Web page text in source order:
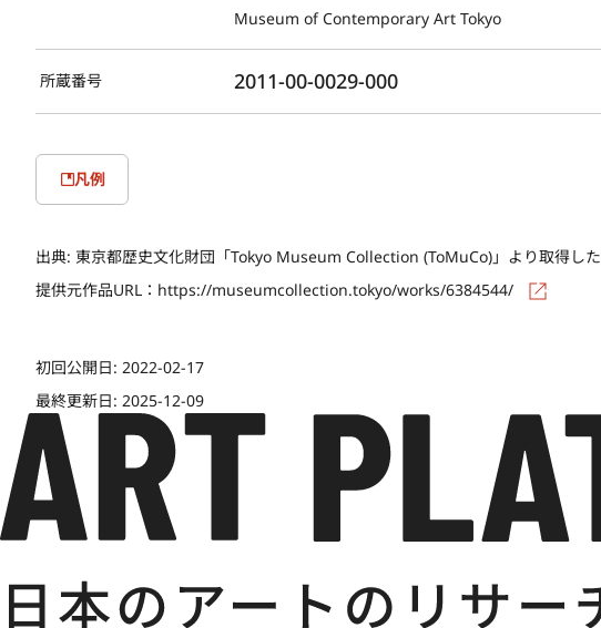
Museum of Contemporary Art Tokyo
所蔵番号 2011-00-0029-000
凡例
出典: 東京都歴史文化財団「Tokyo Museum Collection (ToMuCo)」より取得し
提供元作品URL： https://museumcollection.tokyo/works/6384544/
初回公開日: 2022-02-17
最終更新日: 2025-12-09